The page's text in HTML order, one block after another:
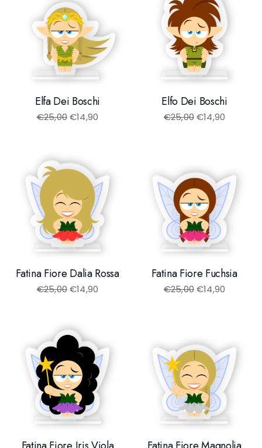
Elfa Dei Boschi
€25,00€14,90
Elfo Dei Boschi
€25,00€14,90
Fatina Fiore Dalia Rossa
€25,00€14,90
Fatina Fiore Fuchsia
€25,00€14,90